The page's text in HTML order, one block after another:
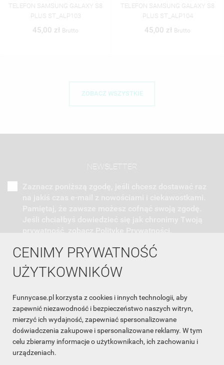
CENIMY PRYWATNOŚĆ
UŻYTKOWNIKÓW
Funnycase.pl korzysta z cookies i innych technologii, aby
zapewnić niezawodność i bezpieczeństwo naszych witryn,
mierzyć ich wydajność, zapewniać spersonalizowane
doświadczenia zakupowe i spersonalizowane reklamy. W tym
celu zbieramy informacje o użytkownikach, ich zachowaniu i
urządzeniach.
TELEFON SAMSUNG GALAXY S8
PLUS ST_ALP103
45,00 zł Brutto
TELEFON SAMSUNG GALAXY S8
PLUS ST_ALP104
45,00 zł Brutto
ZOBACZ WSZYSTKIE
NEWSLETTER
INFORMACJA O SKLEPIE
INFORMACJE
OBSŁUGA KLIENTA